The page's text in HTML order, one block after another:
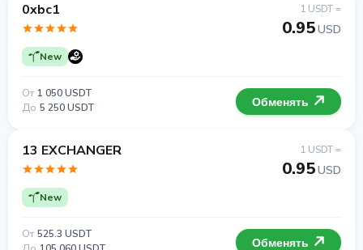
0xbc1
New
1 USDT =
0.95USD
От 1 050 USDT
До 5 250 USDT Обменять
13 EXCHANGER
New
1 USDT =
0.95USD
От 525.3 USDT
Обменять